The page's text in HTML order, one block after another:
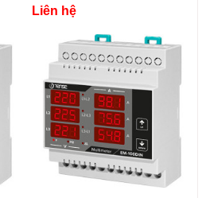
Liên hệ